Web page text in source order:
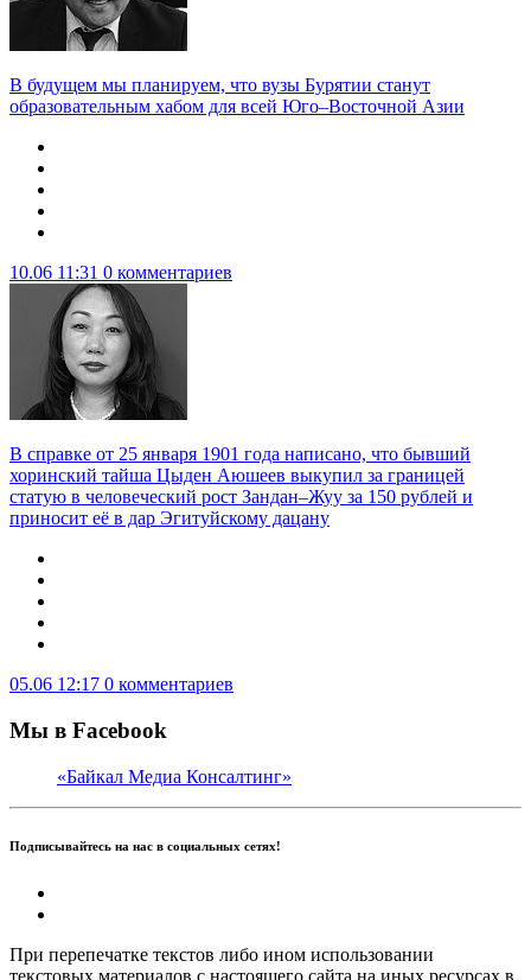
В будущем мы планируем, что вузы Бурятии станут
образовательным хабом для всей Юго–Восточной Азии
10.06 11:31 0 комментариев
В справке от 25 января 1901 года написано, что бывший
хоринский тайша Цыден Аюшеев выкупил за границей
статую в человеческий рост Зандан–Жуу за 150 рублей и
приносит её в дар Эгитуйскому дацану
05.06 12:17 0 комментариев
Мы в Facebook
«Байкал Медиа Консалтинг»
Подписывайтесь на нас в социальных сетях!
При перепечатке текстов либо ином использовании
текстовых материалов с настоящего сайта на иных ресурсах в